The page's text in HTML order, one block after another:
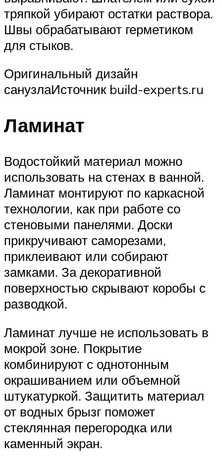
тряпкой убирают остатки раствора.
Швы обрабатывают герметиком
для стыков.
Оригинальный дизайн
санузлаИсточник build-experts.ru
Ламинат
Водостойкий материал можно
использовать на стенах в ванной.
Ламинат монтируют по каркасной
технологии, как при работе со
стеновыми панелями. Доски
прикручивают саморезами,
приклеивают или собирают
замками. За декоративной
поверхностью скрывают коробы с
разводкой.
Ламинат лучше не использовать в
мокрой зоне. Покрытие
комбинируют с однотонным
окрашиванием или объемной
штукатуркой. Защитить материал
от водных брызг поможет
стеклянная перегородка или
каменный экран.